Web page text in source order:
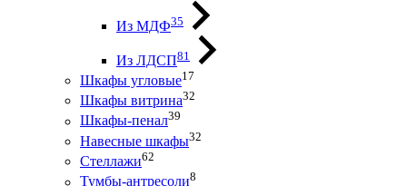
Из МДФ35
Из ЛДСП81
Шкафы угловые17
Шкафы витрина32
Шкафы-пенал39
Навесные шкафы32
Стеллажи62
Тумбы-антресоли8